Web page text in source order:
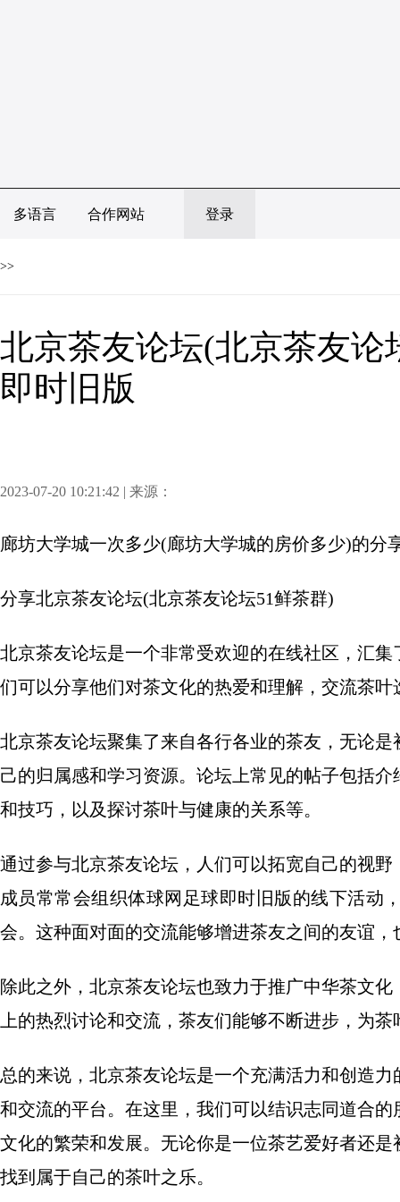
多语言 合作网站 登录
>>
北京茶友论坛(北京茶友论
即时旧版
2023-07-20 10:21:42 | 来源：
廊坊大学城一次多少(廊坊大学城的房价多少)的分
分享北京茶友论坛(北京茶友论坛51鲜茶群)
北京茶友论坛是一个非常受欢迎的在线社区，汇
们可以分享他们对茶文化的热爱和理解，交流茶
北京茶友论坛聚集了来自各行各业的茶友，无论
己的归属感和学习资源。论坛上常见的帖子包括
和技巧，以及探讨茶叶与健康的关系等。
通过参与北京茶友论坛，人们可以拓宽自己的视
成员常常会组织体球网足球即时旧版的线下活动
会。这种面对面的交流能够增进茶友之间的友谊
除此之外，北京茶友论坛也致力于推广中华茶文
上的热烈讨论和交流，茶友们能够不断进步，为
总的来说，北京茶友论坛是一个充满活力和创造
和交流的平台。在这里，我们可以结识志同道合
文化的繁荣和发展。无论你是一位茶艺爱好者还
找到属于自己的茶叶之乐。